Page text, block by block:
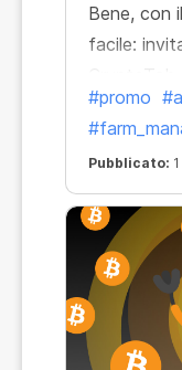
Bene, con
facile:
referral per
15% del
sconto
#promo
Pubblicato: